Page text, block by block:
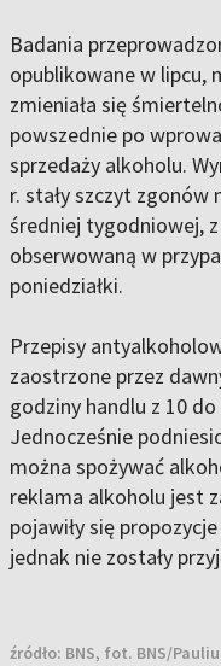
Badania
opublikowane w lipcu,
zmieniała się
powszednie po
sprzedaży alkoholu.
r. stały szczyt zgonów
średniej tygodniowej,
obserwowaną w
poniedziałki.
Przepisy
zaostrzone przez
godziny handlu z 10
Jednocześnie
można spożywać
reklama alkoholu jest
pojawiły się
jednak nie zostały
źródło: BNS, fot. BNS/